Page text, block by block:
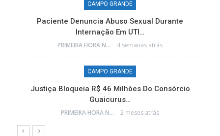
CAMPO GRANDE
Paciente Denuncia Abuso Sexual Durante
Internação Em UTI…
PRIMEIRA HORA NEWS 4 semanas atrás
CAMPO GRANDE
Justiça Bloqueia R$ 46 Milhões Do Consórcio
Guaicurus…
PRIMEIRA HORA NEWS 2 meses atrás